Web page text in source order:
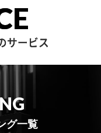
サービス
グ一覧